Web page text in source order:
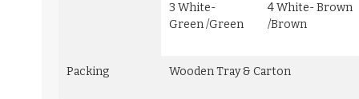
3 White-
Green /Green
4 White- Brown
/Brown
Packing Wooden Tray & Carton